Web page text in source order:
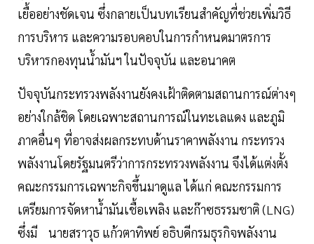
เยื้ออย่างชัดเจน ซึ่งกลายเป็นบทเรียนสำคัญที่ช่วยเพิ่มวิธี
การบริหาร และความรอบคอบในการกำหนดมาตรการ
บริหารกองทุนน้ำมันฯ ในปัจจุบัน และอนาคต
ปัจจุบันกระทรวงพลังงานยังคงเฝ้าติดตามสถานการณ์ต่างๆ
อย่างใกล้ชิด โดยเฉพาะสถานการณ์ในทะเลแดง และภูมิ
ภาคอื่นๆ ที่อาจส่งผลกระทบด้านราคาพลังงาน กระทรวง
พลังงานโดยรัฐมนตรีว่าการกระทรวงพลังงาน จึงได้แต่งตั้ง
คณะกรรมการเฉพาะกิจขึ้นมาดูแล ได้แก่ คณะกรรมการ
เตรียมการจัดหาน้ำมันเชื้อเพลิง และก๊าซธรรมชาติ (LNG)
ซึ่งมี นายสราวุธ แก้วตาทิพย์ อธิบดีกรมธุรกิจพลังงาน